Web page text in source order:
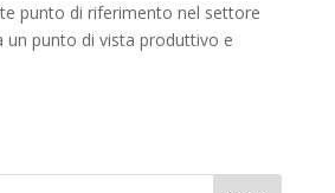
punto di riferimento nel settore
un punto di vista produttivo e